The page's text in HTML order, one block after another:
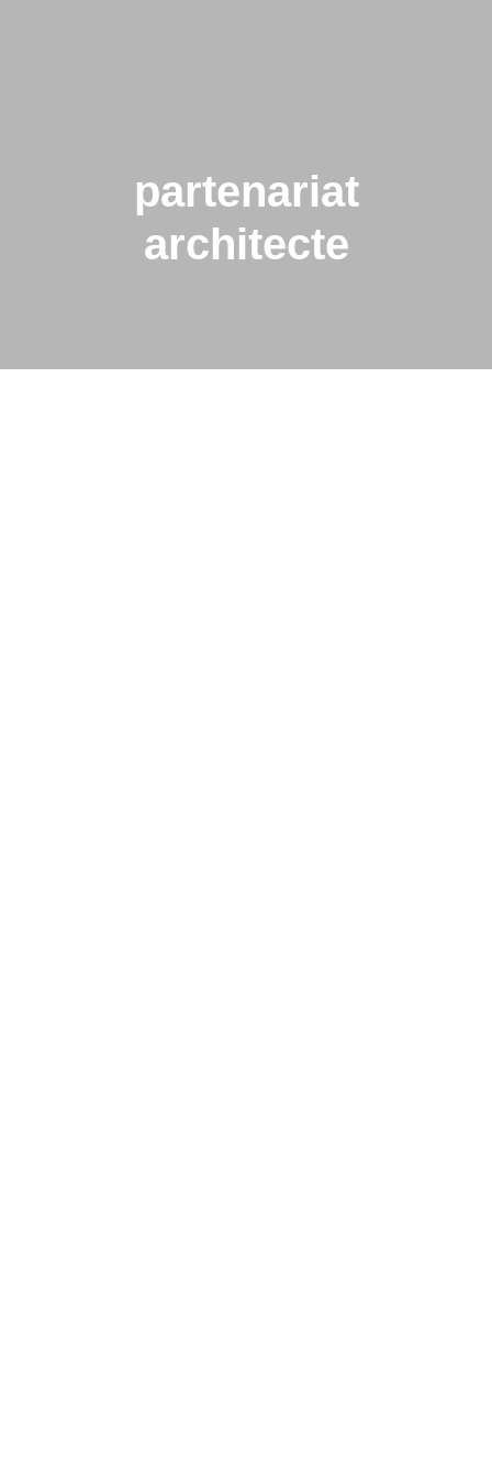
partenariat
architecte